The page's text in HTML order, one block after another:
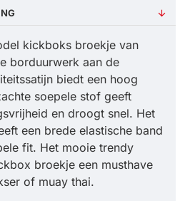
kickboks broekje van
borduurwerk aan de
biedt een hoog
soepele stof geeft
en droogt snel. Het
een brede elastische band
fit. Het mooie trendy
broekje een musthave
of muay thai.